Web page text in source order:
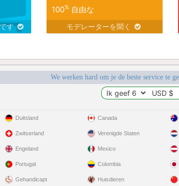
す
100%自由な
モデレーターを聞く
We werken hard om je de beste service te
Duitsland
Zwitserland
Engeland
Portugal
Gehandicapt
Canada
Verenigde Staten
Mexico
Colombia
Huisdieren